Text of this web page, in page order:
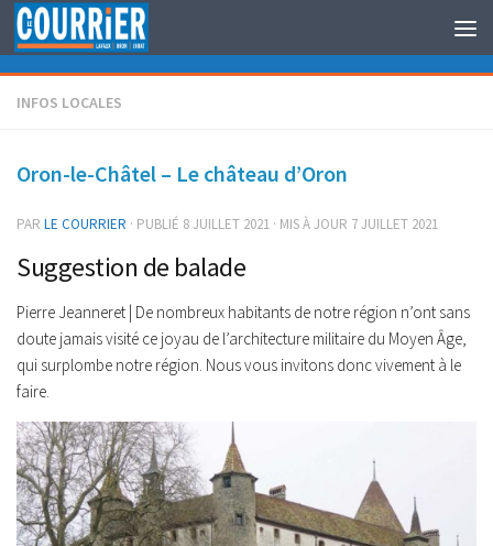
Au dessous du contenu
INFOS LOCALES
Oron-le-Châtel – Le château d’Oron
PAR LE COURRIER · PUBLIÉ 8 JUILLET 2021 · MIS À JOUR 7 JUILLET 2021
Suggestion de balade
Pierre Jeanneret | De nombreux habitants de notre région n’ont sans
doute jamais visité ce joyau de l’architecture militaire du Moyen Âge,
qui surplombe notre région. Nous vous invitons donc vivement à le
faire.